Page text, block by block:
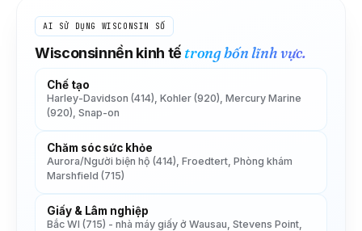
AI SỬ DỤNG WISCONSIN SỐ
Wisconsinnền kinh tế trong bốn lĩnh vực.
Chế tạo
Harley-Davidson (414), Kohler (920), Mercury Marine
(920), Snap-on
Chăm sóc sức khỏe
Aurora/Người biện hộ (414), Froedtert, Phòng khám
Marshfield (715)
Giấy & Lâm nghiệp
Bắc WI (715) - nhà máy giấy ở Wausau, Stevens Point,